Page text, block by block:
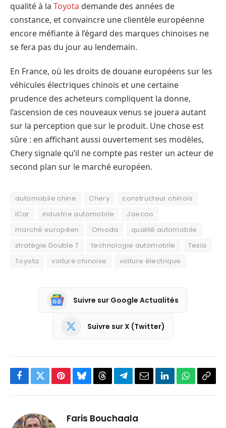
qualité à la Toyota demande des années de
constance, et convaincre une clientèle européenne
encore méfiante à l’égard des marques chinoises ne
se fera pas du jour au lendemain.
En France, où les droits de douane européens sur les
véhicules électriques chinois et une certaine
prudence des acheteurs compliquent la donne,
l’ascension de ces nouveaux venus se jouera autant
sur la perception que sur le produit. Une chose est
sûre : en affichant aussi ouvertement ses modèles,
Chery signale qu’il ne compte pas rester un acteur de
second plan sur le marché européen.
automobile chine Chery
constructeur chinois
iCar
industrie automobile
Jaecoo
marché européen
Omoda
qualité automobile
stratégie Double T
technologie automobile
Tesla
Toyota
voiture chinoise voiture électrique
Suivre sur Google Actualités
Suivre sur X (Twitter)
Facebook
TwitterPinterestBlueskyThreadsPartager
Telegram
EmailLinkedInWhatsApp
Faris Bouchaala